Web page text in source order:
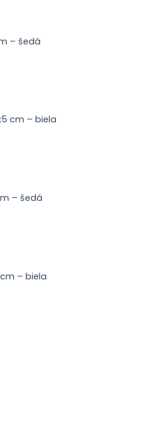
– šedá
cm – biela
– šedá
– biela